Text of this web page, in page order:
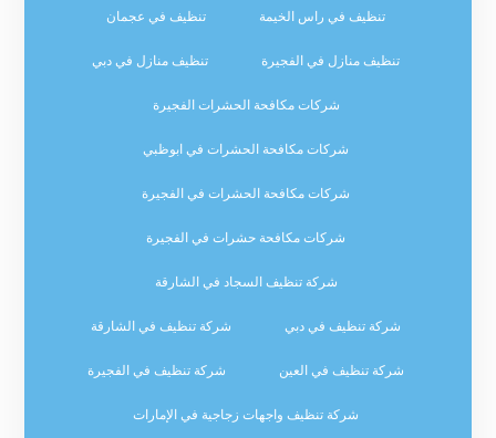
تنظيف في راس الخيمة تنظيف في عجمان
تنظيف منازل في الفجيرة تنظيف منازل في دبي
شركات مكافحة الحشرات الفجيرة
شركات مكافحة الحشرات في ابوظبي
شركات مكافحة الحشرات في الفجيرة
شركات مكافحة حشرات في الفجيرة
شركة تنظيف السجاد في الشارقة
شركة تنظيف في دبي شركة تنظيف في الشارقة
شركة تنظيف في العين شركة تنظيف في الفجيرة
شركة تنظيف واجهات زجاجية في الإمارات